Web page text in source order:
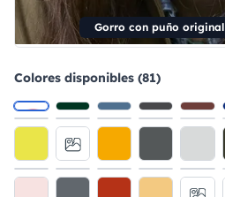
Gorro con puño original
Colores disponibles (81)